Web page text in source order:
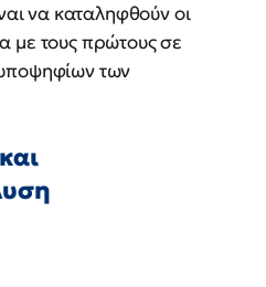
να καταληφθούν οι
με τους πρώτους σε
των